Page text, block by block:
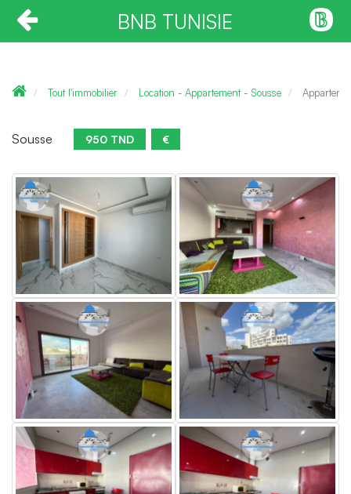
BNB TUNISIE
Tout l'immobilier Location - Appartement - Sousse
Sousse 950 TND €